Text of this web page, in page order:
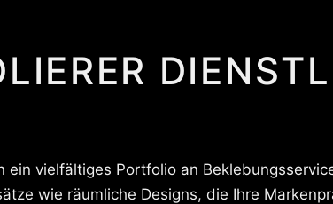
vielfältiges Portfolio an
wie räumliche Designs, die Ihre